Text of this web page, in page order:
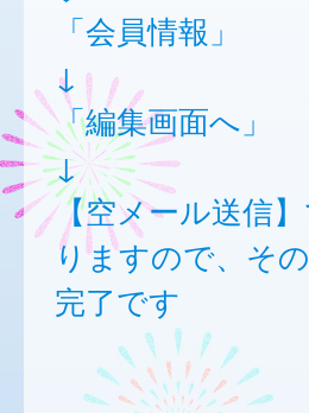
「会員情報」
↓
「編集画面へ」
↓
【空メール送信
りますので、そ
完了です